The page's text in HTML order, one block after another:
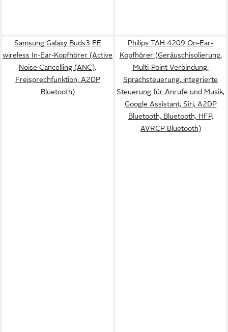
Samsung Galaxy Buds3 FE
wireless In-Ear-Kopfhörer (Active
Noise Cancelling (ANC),
Freisprechfunktion, A2DP
Bluetooth)
Philips TAH 4209 On-Ear-
Kopfhörer (Geräuschisolierung,
Multi-Point-Verbindung,
Sprachsteuerung, integrierte
Steuerung für Anrufe und Musik,
Google Assistant, Siri, A2DP
Bluetooth, Bluetooth, HFP,
AVRCP Bluetooth)